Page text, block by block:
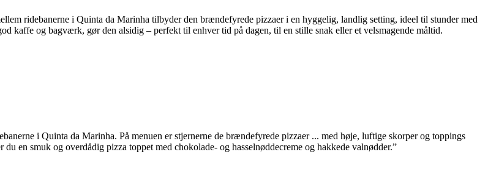
ridebanerne i Quinta da Marinha tilbyder den brændefyrede pizzaer i en hyggelig, landlig setting, ideel til stunder med
kaffe og bagværk, gør den alsidig – perfekt til enhver tid på dagen, til en stille snak eller et velsmagende måltid.
i Quinta da Marinha. På menuen er stjernerne de brændefyrede pizzaer ... med høje, luftige skorper og toppings
en smuk og overdådig pizza toppet med chokolade- og hasselnøddecreme og hakkede valnødder.